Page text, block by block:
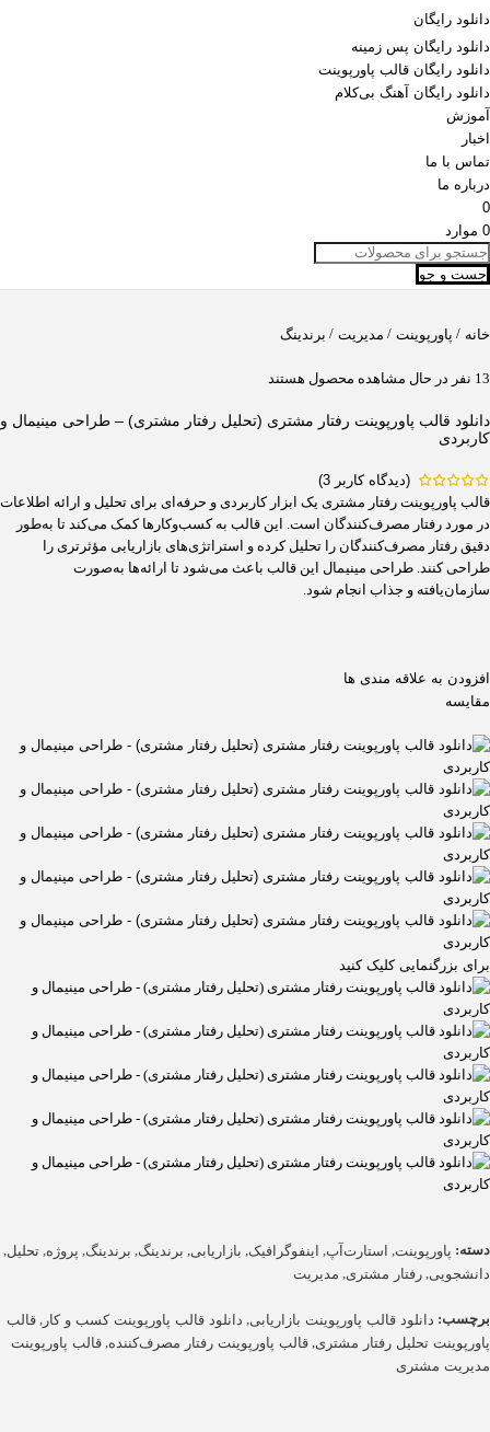
دانلود رایگان
دانلود رایگان پس زمینه
دانلود رایگان قالب‌ پاورپوینت
دانلود رایگان آهنگ بی‌کلام
آموزش
اخبار
تماس با ما
درباره ما
0
0 موارد
جست و جو
خانه / پاورپوینت / مدیریت / برندینگ
13 نفر در حال مشاهده محصول هستند
دانلود قالب پاورپوینت رفتار مشتری (تحلیل رفتار مشتری) – طراحی مینیمال و
کاربردی
(دیدگاه کاربر 3
)
قالب پاورپوینت رفتار مشتری یک ابزار کاربردی و حرفه‌ای برای تحلیل و ارائه اطلاعات
در مورد رفتار مصرف‌کنندگان است. این قالب به کسب‌وکارها کمک می‌کند تا به‌طور
دقیق رفتار مصرف‌کنندگان را تحلیل کرده و استراتژی‌های بازاریابی مؤثرتری را
طراحی کنند. طراحی مینیمال این قالب باعث می‌شود تا ارائه‌ها به‌صورت
سازمان‌یافته و جذاب انجام شود.
افزودن به علاقه مندی ها
مقایسه
برای بزرگنمایی کلیک کنید
دسته: پاورپوینت, استارت‌آپ, اینفوگرافیک, بازاریابی, برندینگ, برندینگ, پروژه, تحلیل,
دانشجویی, رفتار مشتری, مدیریت
برچسب: دانلود قالب پاورپوینت بازاریابی دانلود قالب پاورپوینت کسب و کار
قالب
پاورپوینت تحلیل رفتار مشتری قالب پاورپوینت رفتار مصرف‌کننده قالب پاورپوینت
مدیریت مشتری